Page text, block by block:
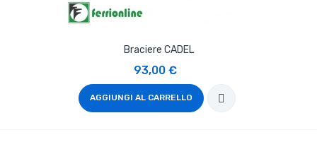
Braciere CADEL
93,00 €
AGGIUNGI AL CARRELLO